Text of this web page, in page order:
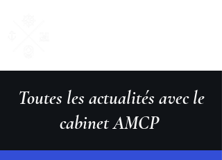
Toutes les actualités avec le
cabinet AMCP